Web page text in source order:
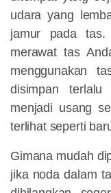
udara yang
jamur pada
merawat tas
menggunakan
disimpan
menjadi usang
terlihat seperti
Gimana mudah
jika noda dalam